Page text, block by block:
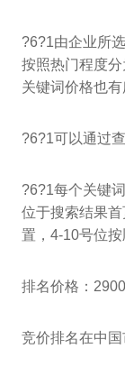
?6?1由企业所
按照热门程度
关键词价格也有
?6?1可以通过
?6?1每个关键
位于搜索结果
置，4-10号位按
排名价格：
竞价排名在中国